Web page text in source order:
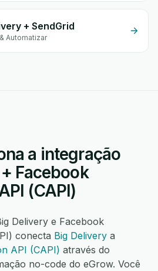
+ SendGrid
Automatizar
a integração
Facebook
(CAPI)
Delivery e Facebook
conecta Big Delivery a
API (CAPI) através do
no-code do eGrow. Você